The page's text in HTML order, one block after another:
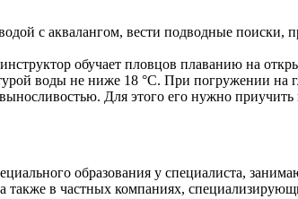
с аквалангом, вести подводные поиски,
обучает пловцов плаванию на
воды не ниже 18 °C. При погружении на
Для этого его нужно
образования у специалиста,
также в частных компаниях,